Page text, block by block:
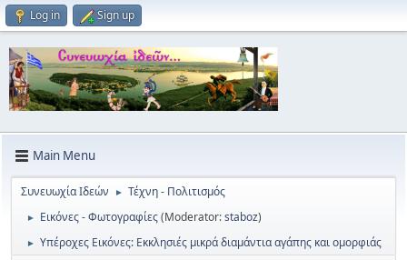
Log in Sign up
Main Menu
Συνευωχία Ιδεών ► Τέχνη - Πολιτισμός
► Εικόνες - Φωτογραφίες(Moderator:staboz)
► Υπέροχες Εικόνες: Εκκλησιές μικρά διαμάντια αγάπης και ομορφιάς